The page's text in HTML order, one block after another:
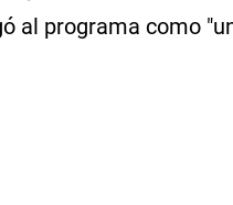
al programa como